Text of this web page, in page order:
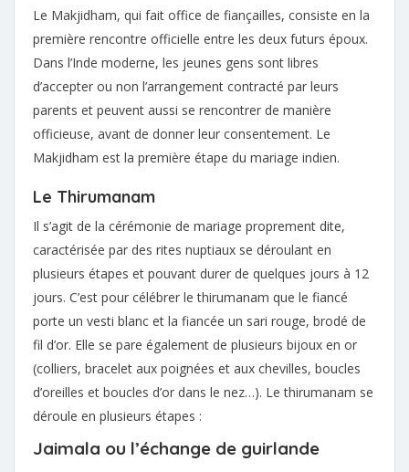
Le Makjidham, qui fait office de fiançailles, consiste en la
première rencontre officielle entre les deux futurs époux.
Dans l’Inde moderne, les jeunes gens sont libres
d’accepter ou non l’arrangement contracté par leurs
parents et peuvent aussi se rencontrer de manière
officieuse, avant de donner leur consentement. Le
Makjidham est la première étape du mariage indien.
Le Thirumanam
Il s’agit de la cérémonie de mariage proprement dite,
caractérisée par des rites nuptiaux se déroulant en
plusieurs étapes et pouvant durer de quelques jours à 12
jours. C’est pour célébrer le thirumanam que le fiancé
porte un vesti blanc et la fiancée un sari rouge, brodé de
fil d’or. Elle se pare également de plusieurs bijoux en or
(colliers, bracelet aux poignées et aux chevilles, boucles
d’oreilles et boucles d’or dans le nez…). Le thirumanam se
déroule en plusieurs étapes :
Jaimala ou l’échange de guirlande